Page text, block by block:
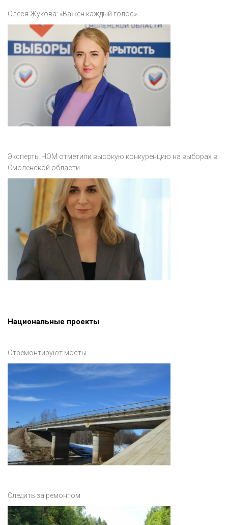
Олеся Жукова: «Важен каждый голос»
Эксперты НОМ отметили высокую конкуренцию на выборах в
Смоленской области
Национальные проекты
Отремонтируют мосты
Следить за ремонтом